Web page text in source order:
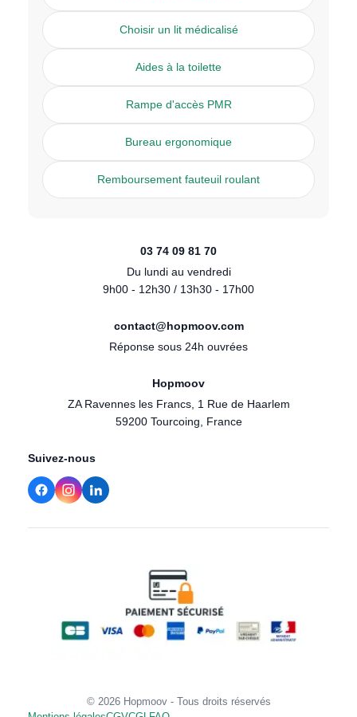
Choisir un lit médicalisé
Aides à la toilette
Rampe d'accès PMR
Bureau ergonomique
Remboursement fauteuil roulant
03 74 09 81 70
Du lundi au vendredi
9h00 - 12h30 / 13h30 - 17h00
contact@hopmoov.com
Réponse sous 24h ouvrées
Hopmoov
ZA Ravennes les Francs, 1 Rue de Haarlem
59200 Tourcoing, France
Suivez-nous
© 2026 Hopmoov - Tous droits réservés